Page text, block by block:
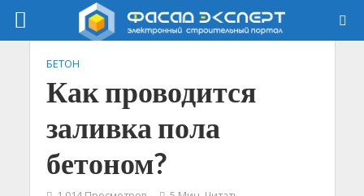
БЕТОН
Как проводится
заливка пола
бетоном?